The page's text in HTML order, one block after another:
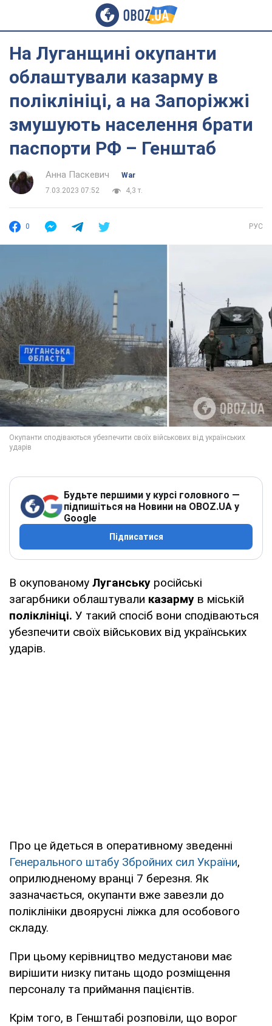
На Луганщині окупанти
облаштували казарму в
поліклініці, а на Запоріжжі
змушують населення брати
паспорти РФ – Генштаб
Анна Паскевич
War
7.03.2023 07:52
4,3 т.
0 РУС
Будьте першими у курсі головного —
підпишіться на Новини на OBOZ.UA у
Google
Підписатися
В окупованому Луганську російські
загарбники облаштували казарму в міській
поліклініці. У такий спосіб вони сподіваються
убезпечити своїх військових від українських
ударів.
Про це йдеться в оперативному зведенні
Генерального штабу Збройних сил України,
оприлюдненому вранці 7 березня. Як
зазначається, окупанти вже завезли до
поліклініки двоярусні ліжка для особового
складу.
При цьому керівництво медустанови має
вирішити низку питань щодо розміщення
персоналу та приймання пацієнтів.
Крім того, в Генштабі розповіли, що ворог